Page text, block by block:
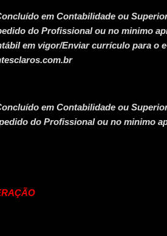
em Contabilidade ou
do Profissional ou no minimo
em vigor/Enviar currículo para o
em Contabilidade ou
do Profissional ou no minimo